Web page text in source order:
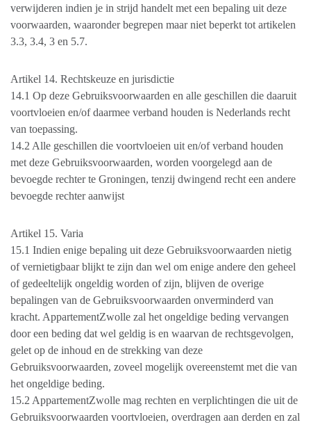
verwijderen indien je in strijd handelt met een bepaling uit deze
voorwaarden, waaronder begrepen maar niet beperkt tot artikelen
3.3, 3.4, 3 en 5.7.
Artikel 14. Rechtskeuze en jurisdictie
14.1 Op deze Gebruiksvoorwaarden en alle geschillen die daaruit
voortvloeien en/of daarmee verband houden is Nederlands recht
van toepassing.
14.2 Alle geschillen die voortvloeien uit en/of verband houden
met deze Gebruiksvoorwaarden, worden voorgelegd aan de
bevoegde rechter te Groningen, tenzij dwingend recht een andere
bevoegde rechter aanwijst
Artikel 15. Varia
15.1 Indien enige bepaling uit deze Gebruiksvoorwaarden nietig
of vernietigbaar blijkt te zijn dan wel om enige andere den geheel
of gedeeltelijk ongeldig worden of zijn, blijven de overige
bepalingen van de Gebruiksvoorwaarden onverminderd van
kracht. AppartementZwolle zal het ongeldige beding vervangen
door een beding dat wel geldig is en waarvan de rechtsgevolgen,
gelet op de inhoud en de strekking van deze
Gebruiksvoorwaarden, zoveel mogelijk overeenstemt met die van
het ongeldige beding.
15.2 AppartementZwolle mag rechten en verplichtingen die uit de
Gebruiksvoorwaarden voortvloeien, overdragen aan derden en zal